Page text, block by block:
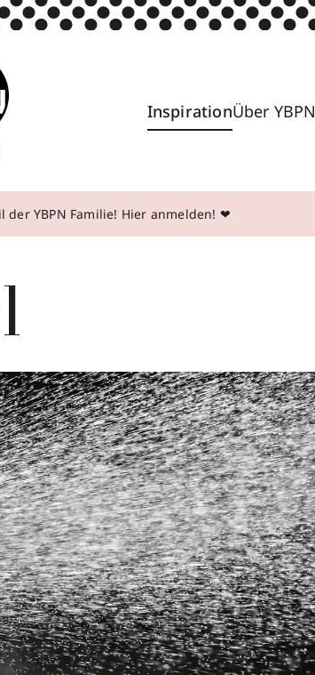
InspirationÜber YBPN
YBPN Familie! Hier anmelden! ❤